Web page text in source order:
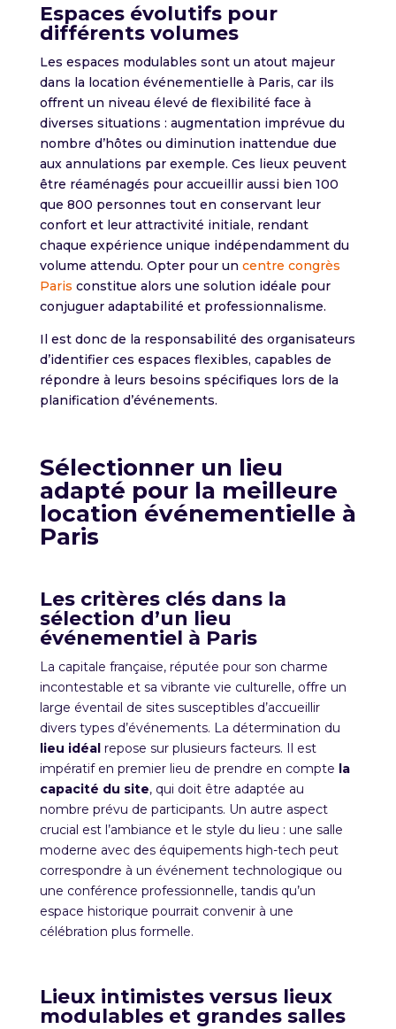
Espaces évolutifs pour
différents volumes
Les espaces modulables sont un atout majeur
dans la location événementielle à Paris, car ils
offrent un niveau élevé de flexibilité face à
diverses situations : augmentation imprévue du
nombre d’hôtes ou diminution inattendue due
aux annulations par exemple. Ces lieux peuvent
être réaménagés pour accueillir aussi bien 100
que 800 personnes tout en conservant leur
confort et leur attractivité initiale, rendant
chaque expérience unique indépendamment du
volume attendu. Opter pour un centre congrès
Paris constitue alors une solution idéale pour
conjuguer adaptabilité et professionnalisme.
Il est donc de la responsabilité des organisateurs
d’identifier ces espaces flexibles, capables de
répondre à leurs besoins spécifiques lors de la
planification d’événements.
Sélectionner un lieu
adapté pour la meilleure
location événementielle à
Paris
Les critères clés dans la
sélection d’un lieu
événementiel à Paris
La capitale française, réputée pour son charme
incontestable et sa vibrante vie culturelle, offre un
large éventail de sites susceptibles d’accueillir
divers types d’événements. La détermination du
lieu idéalrepose sur plusieurs facteurs. Il est
impératif en premier lieu de prendre en compte la
capacité du site, qui doit être adaptée au
nombre prévu de participants. Un autre aspect
crucial est l’ambiance et le style du lieu : une salle
moderne avec des équipements high-tech peut
correspondre à un événement technologique ou
une conférence professionnelle, tandis qu’un
espace historique pourrait convenir à une
célébration plus formelle.
Lieux intimistes versus lieux
modulables et grandes salles